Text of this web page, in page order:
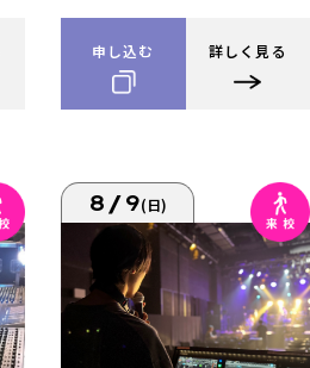
申し込む 詳しく見る
8/9(日)